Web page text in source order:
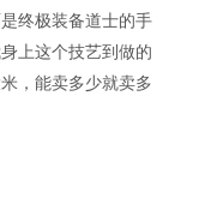
终极装备道士的手
上这个技艺到做的
，能卖多少就卖多